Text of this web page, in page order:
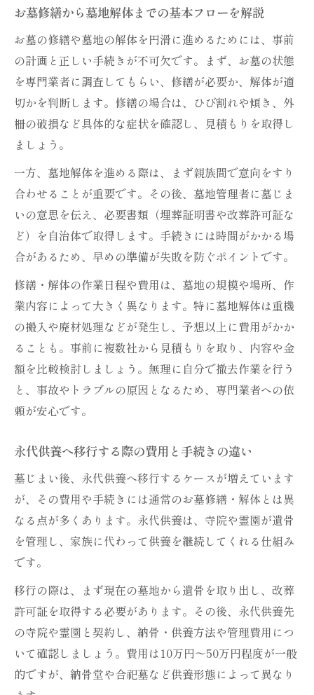
お墓修繕から墓地解体までの基本フローを解説
お墓の修繕や墓地の解体を円滑に進めるためには、事前
の計画と正しい手続きが不可欠です。まず、お墓の状態
を専門業者に調査してもらい、修繕が必要か、解体が適
切かを判断します。修繕の場合は、ひび割れや傾き、外
柵の破損など具体的な症状を確認し、見積もりを取得し
ましょう。
一方、墓地解体を進める際は、まず親族間で意向をすり
合わせることが重要です。その後、墓地管理者に墓じま
いの意思を伝え、必要書類（埋葬証明書や改葬許可証な
ど）を自治体で取得します。手続きには時間がかかる場
合があるため、早めの準備が失敗を防ぐポイントです。
修繕・解体の作業日程や費用は、墓地の規模や場所、作
業内容によって大きく異なります。特に墓地解体は重機
の搬入や廃材処理などが発生し、予想以上に費用がかか
ることも。事前に複数社から見積もりを取り、内容や金
額を比較検討しましょう。無理に自分で撤去作業を行う
と、事故やトラブルの原因となるため、専門業者への依
頼が安心です。
永代供養へ移行する際の費用と手続きの違い
墓じまい後、永代供養へ移行するケースが増えています
が、その費用や手続きには通常のお墓修繕・解体とは異
なる点が多くあります。永代供養は、寺院や霊園が遺骨
を管理し、家族に代わって供養を継続してくれる仕組み
です。
移行の際は、まず現在の墓地から遺骨を取り出し、改葬
許可証を取得する必要があります。その後、永代供養先
の寺院や霊園と契約し、納骨・供養方法や管理費用につ
いて確認しましょう。費用は10万円〜50万円程度が一般
的ですが、納骨堂や合祀墓など供養形態によって異なり